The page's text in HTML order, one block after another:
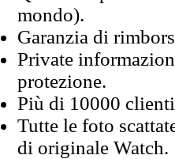
mondo).
Garanzia di
Private
protezione.
Più di 10000
Tutte le foto
di originale Watch.